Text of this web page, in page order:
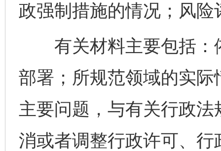
政强制措施的情况；风
有关材料主要包括：
部署；所规范领域的实
主要问题，与有关行政
消或者调整行政许可、